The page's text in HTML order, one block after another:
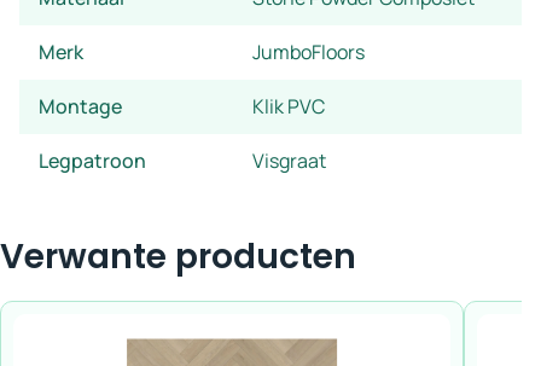
Merk JumboFloors
Montage Klik PVC
Legpatroon Visgraat
Verwante producten